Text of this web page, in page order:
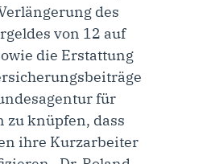
des
von 12 auf
die Erstattung
für
zu knüpfen, dass
ihre Kurzarbeiter